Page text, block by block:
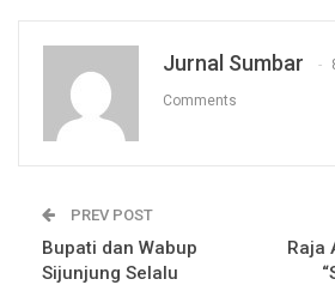
Jurnal Sumbar
Comments
PREV POST
Bupati dan Wabup
Sijunjung Selalu
Raja